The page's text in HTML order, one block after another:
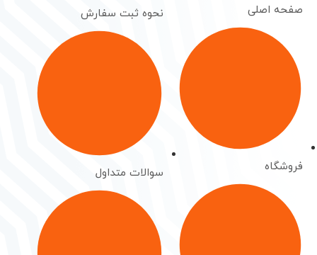
صفحه اصلی
فروشگاه
نحوه ثبت سفارش
سوالات متداول